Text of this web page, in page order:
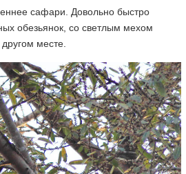
сафари. Довольно быстро
обезьянок, со светлым мехом
месте.